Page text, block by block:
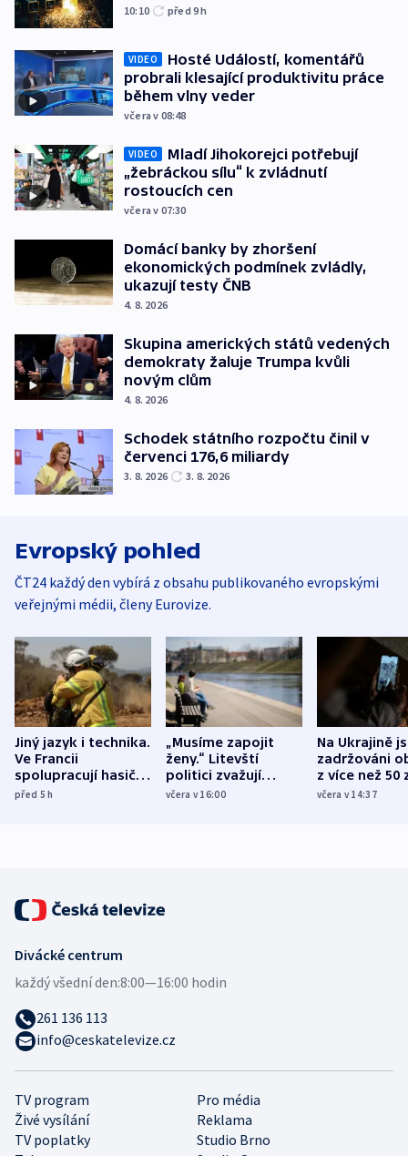
10:10 před 9h
VIDEO
Hosté Událostí, komentářů
probrali klesající produktivitu práce
během vlny veder
včera v 08:48
VIDEO
Mladí Jihokorejci potřebují
„žebráckou sílu“ k zvládnutí
rostoucích cen
včera v 07:30
Domácí banky by zhoršení
ekonomických podmínek zvládly,
ukazují testy ČNB
4. 8. 2026
Skupina amerických států vedených
demokraty žaluje Trumpa kvůli
novým clům
4. 8. 2026
Schodek státního rozpočtu činil v
červenci 176,6 miliardy
3. 8. 2026 3. 8. 2026
Evropský pohled
ČT24 každý den vybírá z obsahu publikovaného evropskými
veřejnými médii, členy Eurovize.
Jiný jazyk i technika.
Ve Francii
spolupracují hasiči z
různých zemí
před 5h
„Musíme zapojit
ženy.“ Litevští
politici zvažují
dohodu o
včera v 16:00
Na Ukrajině
zadržováni
z více než 50
Bojovali na
včera v 14:37
TV program
Pro média
Živé vysílání
Reklama
TV poplatky
Studio Brno
Divácké centrum
každý všední den:8:00—16:00 hodin
261 136 113
info@ceskatelevize.cz